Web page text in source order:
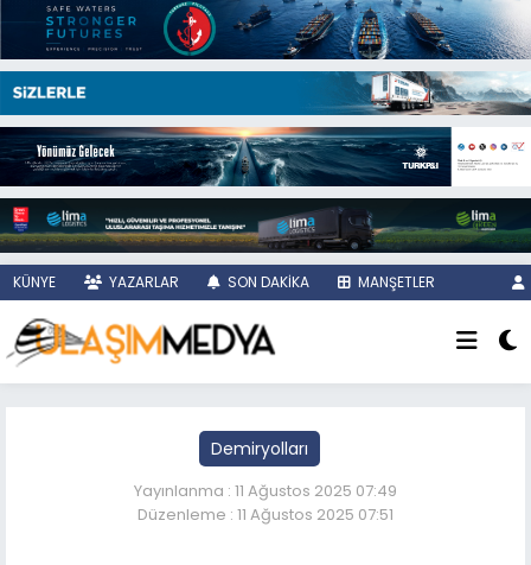
KÜNYE YAZARLAR SON DAKİKA MANŞETLER
Demiryolları
Yayınlanma : 11 Ağustos 2025 07:49
Düzenleme : 11 Ağustos 2025 07:51